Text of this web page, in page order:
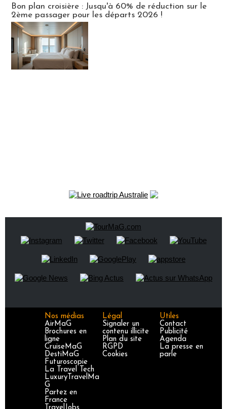
Bon plan croisière : Jusqu'à 60% de réduction sur le
2ème passager pour les départs 2026 !
Nos médias
AirMaG
Brochures en
ligne
CruiseMaG
DestiMaG
Futuroscopie
La Travel Tech
LuxuryTravelMa
G
Partez en
France
Légal
Signaler un
contenu illicite
Plan du site
RGPD
Cookies
Utiles
Contact
Publicité
Agenda
La presse en
parle